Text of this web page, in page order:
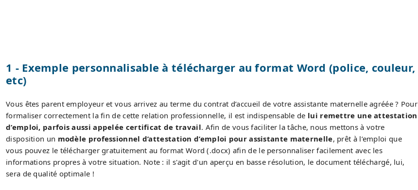
1 - Exemple personnalisable à télécharger au format Word (police, couleur,
etc)
Vous êtes parent employeur et vous arrivez au terme du contrat d’accueil de votre assistante maternelle agréée ? Pour
formaliser correctement la fin de cette relation professionnelle, il est indispensable de lui remettre une attestation
d’emploi, parfois aussi appelée certificat de travail. Afin de vous faciliter la tâche, nous mettons à votre
disposition un modèle professionnel d’attestation d’emploi pour assistante maternelle, prêt à l’emploi que
vous pouvez le télécharger gratuitement au format Word (.docx) afin de le personnaliser facilement avec les
informations propres à votre situation. Note : il s'agit d'un aperçu en basse résolution, le document téléchargé, lui,
sera de qualité optimale !